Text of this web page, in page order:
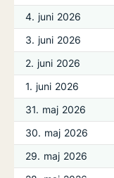
4. juni 2026
3. juni 2026
2. juni 2026
1. juni 2026
31. maj 2026
30. maj 2026
29. maj 2026